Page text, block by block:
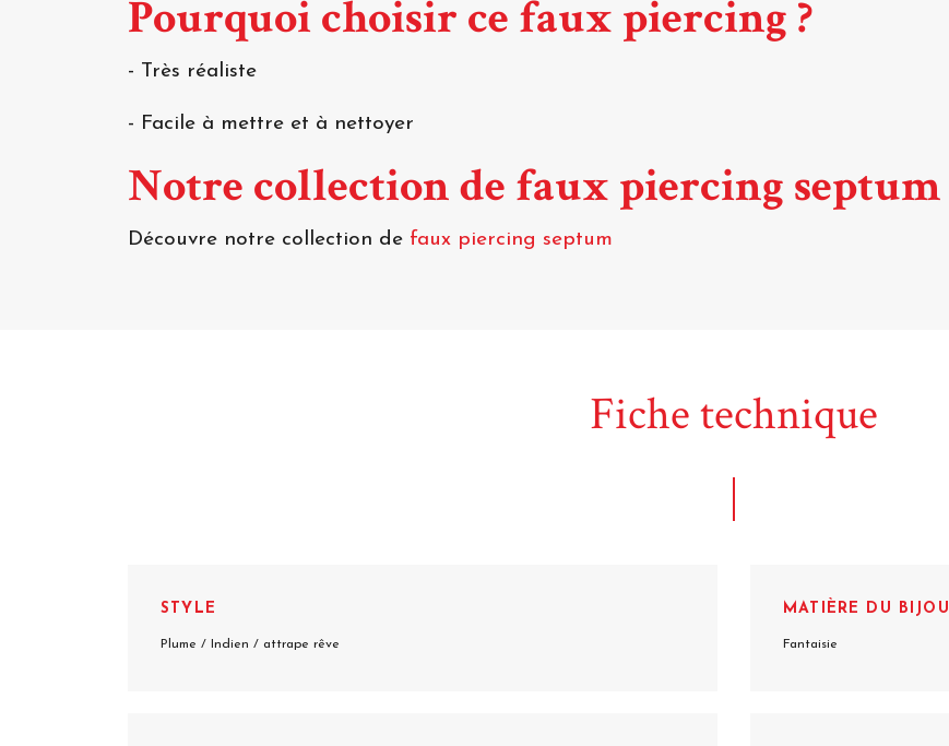
Pourquoi choisir ce faux piercing ?
- Très réaliste
- Facile à mettre et à nettoyer
Notre collection de faux piercing septum
Découvre notre collection de faux piercing septum
Fiche technique
STYLE
Plume / Indien / attrape rêve
MATIÈRE DU BIJOU
Fantaisie